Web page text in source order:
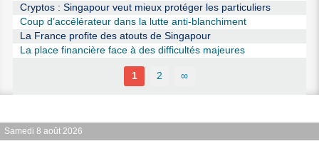
Cryptos : Singapour veut mieux protéger les particuliers
Coup d’accélérateur dans la lutte anti-blanchiment
La France profite des atouts de Singapour
La place financière face à des difficultés majeures
1 2 ∞
Samedi 8 août 2026